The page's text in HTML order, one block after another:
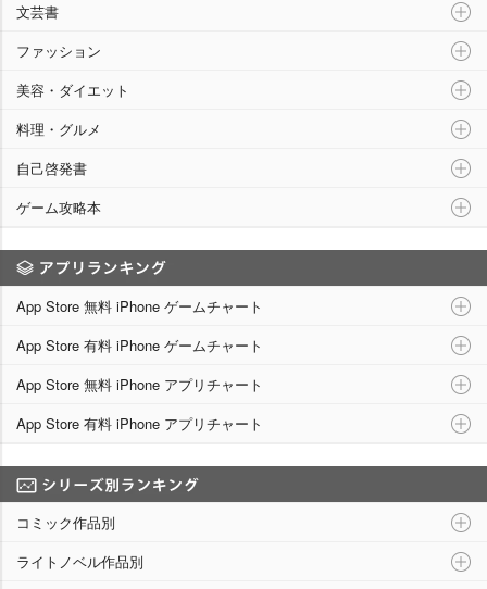
文芸書
ファッション
美容・ダイエット
料理・グルメ
自己啓発書
ゲーム攻略本
App Store 無料 iPhone ゲームチャート
App Store 有料 iPhone ゲームチャート
App Store 無料 iPhone アプリチャート
App Store 有料 iPhone アプリチャート
コミック作品別
ライトノベル作品別